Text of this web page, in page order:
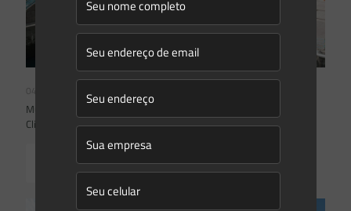
Mudanças climáticas, risco operacional e a relevância do Plano
Clima 2026 para as hidrelétricas
Read more